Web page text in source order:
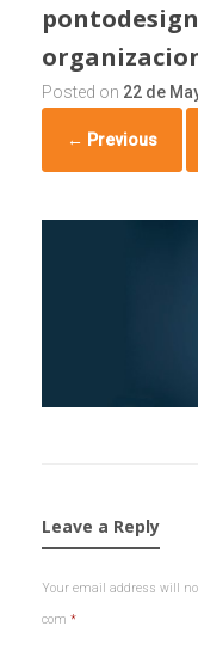
Posted on 22 de
← Previous
Leave a Reply
Your email address will
com *